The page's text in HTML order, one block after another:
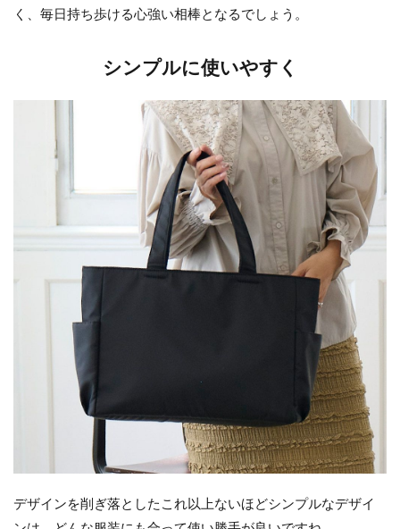
く、毎日持ち歩ける心強い相棒となるでしょう。
シンプルに使いやすく
デザインを削ぎ落としたこれ以上ないほどシンプルなデザイ